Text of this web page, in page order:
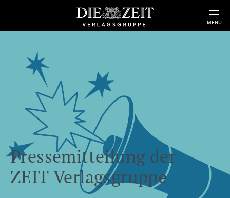
MENU
Pressemitteilung der
ZEIT Verlagsgruppe